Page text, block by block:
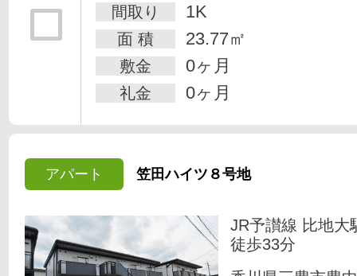
間取り
1K
面 積 23.77㎡
敷金 0ヶ月
礼金 0ヶ月
アパート 笠田ハイツ８号地
JR予讃線 比地大
徒歩33分